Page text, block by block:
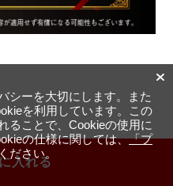
入れる
シーを大切にします。また
を利用しています。この
ることで、Cookieの使用に
の仕様に関しては、「プ
ださい。